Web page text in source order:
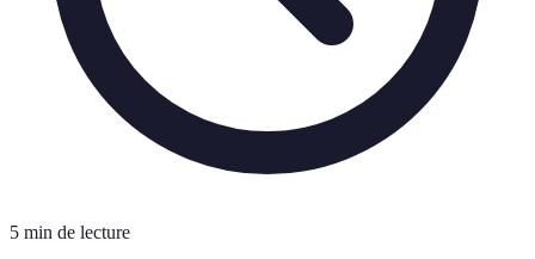
5 min de lecture